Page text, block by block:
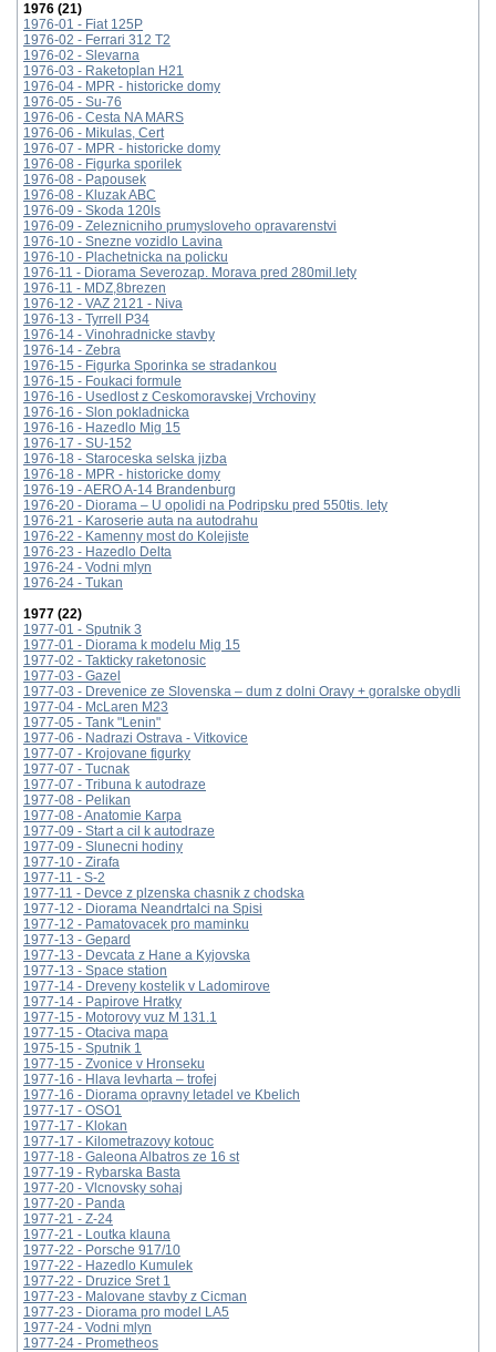
1976 (21)
1976-01 - Fiat 125P
1976-02 - Ferrari 312 T2
1976-02 - Slevarna
1976-03 - Raketoplan H21
1976-04 - MPR - historicke domy
1976-05 - Su-76
1976-06 - Cesta NA MARS
1976-06 - Mikulas, Cert
1976-07 - MPR - historicke domy
1976-08 - Figurka sporilek
1976-08 - Papousek
1976-08 - Kluzak ABC
1976-09 - Skoda 120ls
1976-09 - Zeleznicniho prumysloveho opravarenstvi
1976-10 - Snezne vozidlo Lavina
1976-10 - Plachetnicka na policku
1976-11 - Diorama Severozap. Morava pred 280mil.lety
1976-11 - MDZ,8brezen
1976-12 - VAZ 2121 - Niva
1976-13 - Tyrrell P34
1976-14 - Vinohradnicke stavby
1976-14 - Zebra
1976-15 - Figurka Sporinka se stradankou
1976-15 - Foukaci formule
1976-16 - Usedlost z Ceskomoravskej Vrchoviny
1976-16 - Slon pokladnicka
1976-16 - Hazedlo Mig 15
1976-17 - SU-152
1976-18 - Staroceska selska jizba
1976-18 - MPR - historicke domy
1976-19 - AERO A-14 Brandenburg
1976-20 - Diorama – U opolidi na Podripsku pred 550tis. lety
1976-21 - Karoserie auta na autodrahu
1976-22 - Kamenny most do Kolejiste
1976-23 - Hazedlo Delta
1976-24 - Vodni mlyn
1976-24 - Tukan
1977 (22)
1977-01 - Sputnik 3
1977-01 - Diorama k modelu Mig 15
1977-02 - Takticky raketonosic
1977-03 - Gazel
1977-03 - Drevenice ze Slovenska – dum z dolni Oravy + goralske obydli
1977-04 - McLaren M23
1977-05 - Tank "Lenin"
1977-06 - Nadrazi Ostrava - Vitkovice
1977-07 - Krojovane figurky
1977-07 - Tucnak
1977-07 - Tribuna k autodraze
1977-08 - Pelikan
1977-08 - Anatomie Karpa
1977-09 - Start a cil k autodraze
1977-09 - Slunecni hodiny
1977-10 - Zirafa
1977-11 - S-2
1977-11 - Devce z plzenska chasnik z chodska
1977-12 - Diorama Neandrtalci na Spisi
1977-12 - Pamatovacek pro maminku
1977-13 - Gepard
1977-13 - Devcata z Hane a Kyjovska
1977-13 - Space station
1977-14 - Dreveny kostelik v Ladomirove
1977-14 - Papirove Hratky
1977-15 - Motorovy vuz M 131.1
1977-15 - Otaciva mapa
1975-15 - Sputnik 1
1977-15 - Zvonice v Hronseku
1977-16 - Hlava levharta – trofej
1977-16 - Diorama opravny letadel ve Kbelich
1977-17 - OSO1
1977-17 - Klokan
1977-17 - Kilometrazovy kotouc
1977-18 - Galeona Albatros ze 16 st
1977-19 - Rybarska Basta
1977-20 - Vlcnovsky sohaj
1977-20 - Panda
1977-21 - Z-24
1977-21 - Loutka klauna
1977-22 - Porsche 917/10
1977-22 - Hazedlo Kumulek
1977-22 - Druzice Sret 1
1977-23 - Malovane stavby z Cicman
1977-23 - Diorama pro model LA5
1977-24 - Vodni mlyn
1977-24 - Prometheos